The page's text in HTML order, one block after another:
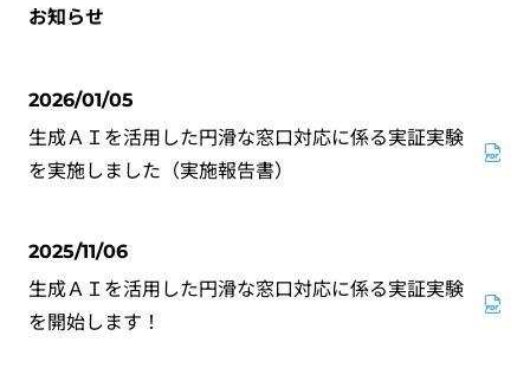
お知らせ
2026/01/05
生成ＡＩを活用した円滑な窓口対応に係る実証実験
を実施しました（実施報告書）
2025/11/06
生成ＡＩを活用した円滑な窓口対応に係る実証実験
を開始します！